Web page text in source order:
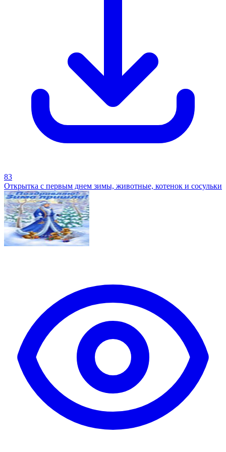
83
Открытка с первым днем зимы, животные, котенок и сосульки